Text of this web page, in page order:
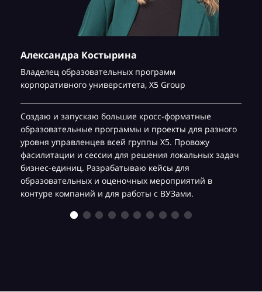
Александра Костырина
Владелец образовательных программ
корпоративного университета, Х5 Group
Создаю и запускаю большие кросс-форматные
образовательные программы и проекты для разного
уровня управленцев всей группы Х5. Провожу
фасилитации и сессии для решения локальных задач
бизнес-единиц. Разрабатываю кейсы для
образовательных и оценочных мероприятий в
контуре компаний и для работы с ВУЗами.